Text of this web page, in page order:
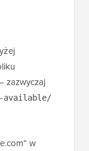
zazwyczaj
available/
w